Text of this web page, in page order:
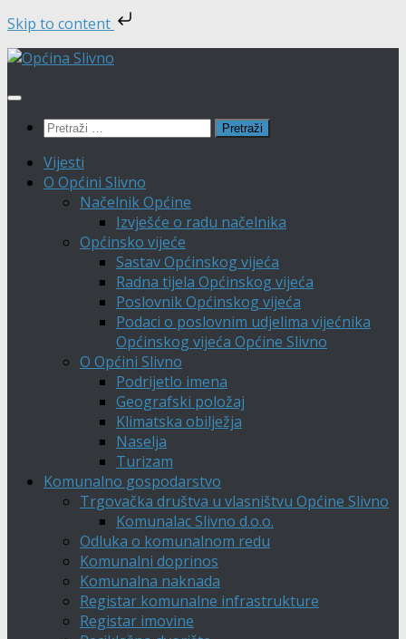
Skip to content
Skip
content
Pretraži:
Vijesti
O Općini Slivno
Načelnik Općine
Izvješće o radu načelnika
Općinsko vijeće
Sastav Općinskog vijeća
Radna tijela Općinskog vijeća
Poslovnik Općinskog vijeća
Podaci o poslovnim udjelima vijećnika
Općinskog vijeća Općine Slivno
O Općini Slivno
Podrijetlo imena
Geografski položaj
Klimatska obilježja
Naselja
Turizam
Komunalno gospodarstvo
Trgovačka društva u vlasništvu Općine Slivno
Komunalac Slivno d.o.o.
Odluka o komunalnom redu
Komunalni doprinos
Komunalna naknada
Registar komunalne infrastrukture
Registar imovine